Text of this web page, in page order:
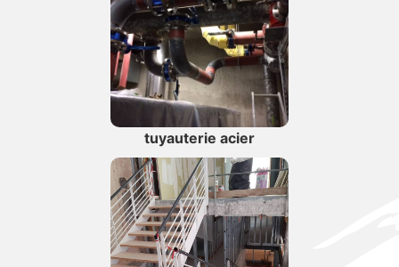
tuyauterie acier